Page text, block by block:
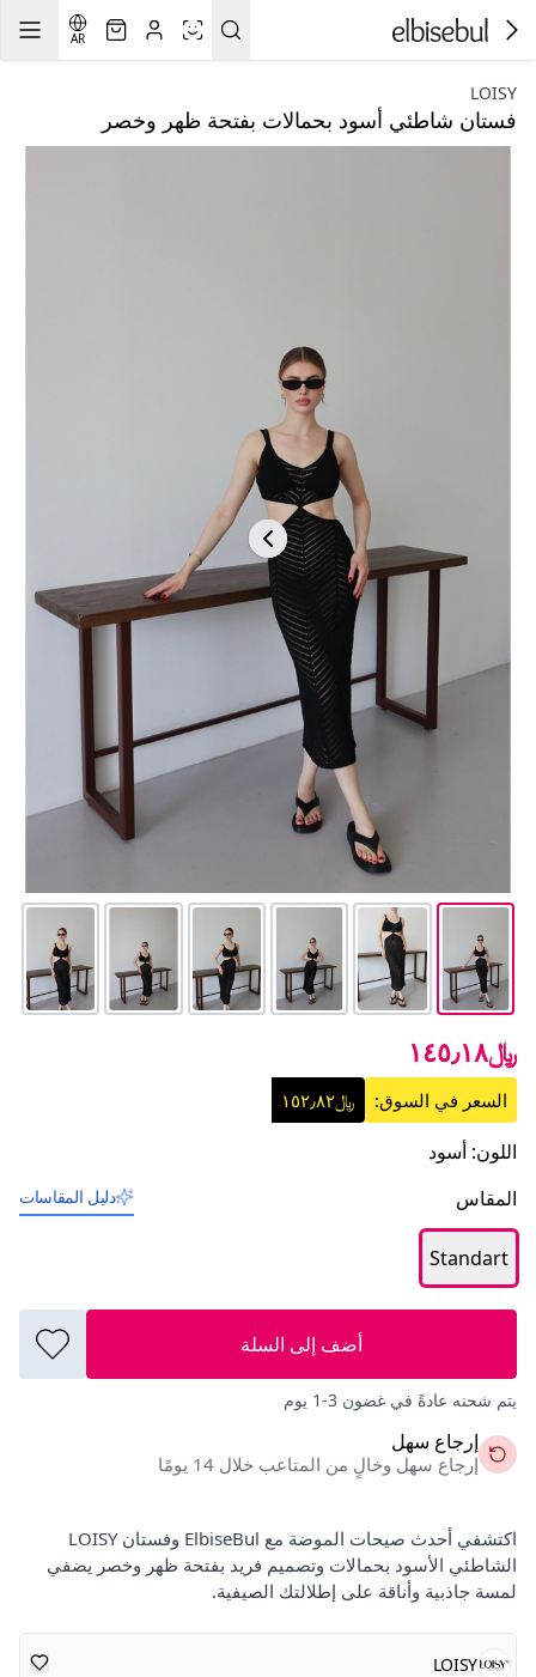
AR
LOISY
فستان شاطئي أسود بحمالات بفتحة ظهر وخصر
﷼١٤٥٫١٨
السعر في السوق: ﷼١٥٢٫٨٢
اللون: أسود
المقاس
دليل المقاسات
Standart
أضف إلى السلة
يتم شحنه عادةً في غضون 3-1 يوم
إرجاع سهل
إرجاع سهل وخالٍ من المتاعب خلال 14 يومًا
اكتشفي أحدث صيحات الموضة مع ElbiseBul وفستان LOISY
الشاطئي الأسود بحمالات وتصميم فريد بفتحة ظهر وخصر يضفي
لمسة جاذبية وأناقة على إطلالتك الصيفية.
LOISY